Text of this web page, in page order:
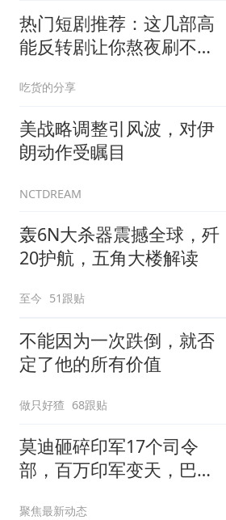
热门短剧推荐：这几部高
能反转剧让你熬夜刷不
吃货的分享
美战略调整引风波，对伊
朗动作受瞩目
NCTDREAM
轰6N大杀器震撼全球，歼
20护航，五角大楼解读
至今 51跟贴
不能因为一次跌倒，就否
定了他的所有价值
做只好猹 68跟贴
莫迪砸碎印军17个司令
部，百万印军变天，巴铁
聚焦最新动态